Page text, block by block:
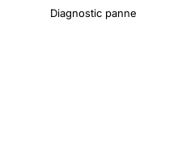
Diagnostic panne